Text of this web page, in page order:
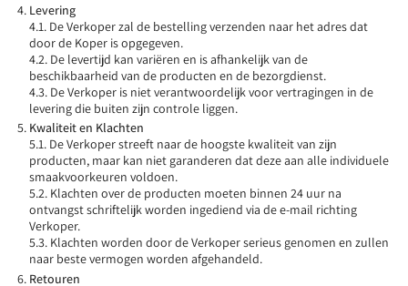
Levering
4.1. De Verkoper zal de bestelling verzenden naar het adres dat
door de Koper is opgegeven.
4.2. De levertijd kan variëren en is afhankelijk van de
beschikbaarheid van de producten en de bezorgdienst.
4.3. De Verkoper is niet verantwoordelijk voor vertragingen in de
levering die buiten zijn controle liggen.
Kwaliteit en Klachten
5.1. De Verkoper streeft naar de hoogste kwaliteit van zijn
producten, maar kan niet garanderen dat deze aan alle individuele
smaakvoorkeuren voldoen.
5.2. Klachten over de producten moeten binnen 24 uur na
ontvangst schriftelijk worden ingediend via de e-mail richting
Verkoper.
5.3. Klachten worden door de Verkoper serieus genomen en zullen
naar beste vermogen worden afgehandeld.
Retouren